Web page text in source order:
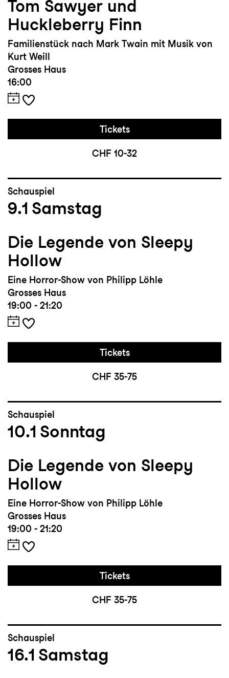
Tom Sawyer und
Huckleberry Finn
Familienstück nach Mark Twain mit Musik von
Kurt Weill
Grosses Haus
16:00
Tickets
CHF 10-32
Schauspiel
9.1 Samstag
Die Legende von Sleepy
Hollow
Eine Horror-Show von Philipp Löhle
Grosses Haus
19:00 - 21:20
Tickets
CHF 35-75
Schauspiel
10.1 Sonntag
Die Legende von Sleepy
Hollow
Eine Horror-Show von Philipp Löhle
Grosses Haus
19:00 - 21:20
Tickets
CHF 35-75
Schauspiel
16.1 Samstag